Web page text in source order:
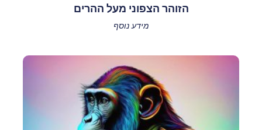
הזוהר הצפוני מעל ההרים
מידע נוסף